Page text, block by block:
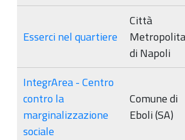
Esserci nel quartiere
Città
di Napoli
IntegrArea - Centro
contro la
marginalizzazione
sociale
Comune di
Eboli (SA)